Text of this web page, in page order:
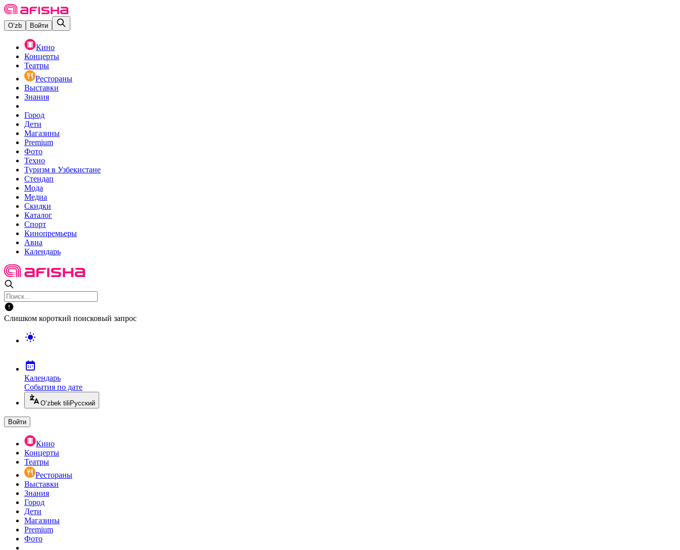
O‘zb Войти
Кино
Концерты
Театры
Рестораны
Выставки
Знания
Город
Дети
Магазины
Premium
Фото
Техно
Туризм в Узбекистане
Стендап
Мода
Медиа
Скидки
Каталог
Спорт
Кинопремьеры
Авиа
Календарь
Слишком короткий поисковый запрос
Календарь
События по дате
O’zbek tili Русский
Войти
Кино
Концерты
Театры
Рестораны
Выставки
Знания
Город
Дети
Магазины
Premium
Фото